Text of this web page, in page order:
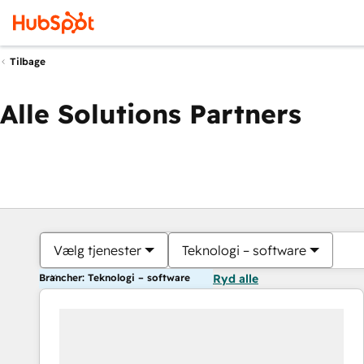
Tilbage
Alle Solutions Partners
Vælg tjenester Teknologi – software
Brancher: Teknologi – software Ryd alle